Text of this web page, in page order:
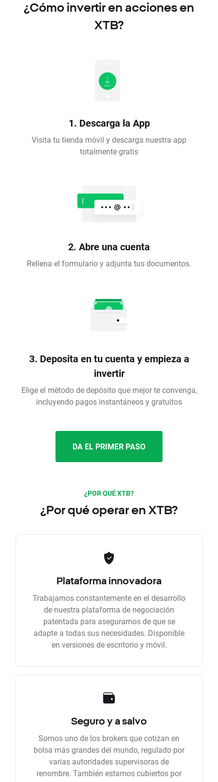
¿Cómo invertir en acciones en
XTB?
1. Descarga la App
Visita tu tienda móvil y descarga nuestra app
totalmente gratis
2. Abre una cuenta
Rellena el formulario y adjunta tus documentos.
3. Deposita en tu cuenta y empieza a
invertir
Elige el método de depósito que mejor te convenga,
incluyendo pagos instantáneos y gratuitos
DA EL PRIMER PASO
¿POR QUÉ XTB?
¿Por qué operar en XTB?
Plataforma innovadora
Trabajamos constantemente en el desarrollo
de nuestra plataforma de negociación
patentada para asegurarnos de que se
adapte a todas sus necesidades. Disponible
en versiones de escritorio y móvil.
Seguro y a salvo
Somos uno de los brokers que cotizan en
bolsa más grandes del mundo, regulado por
varias autoridades supervisoras de
renombre. También estamos cubiertos por